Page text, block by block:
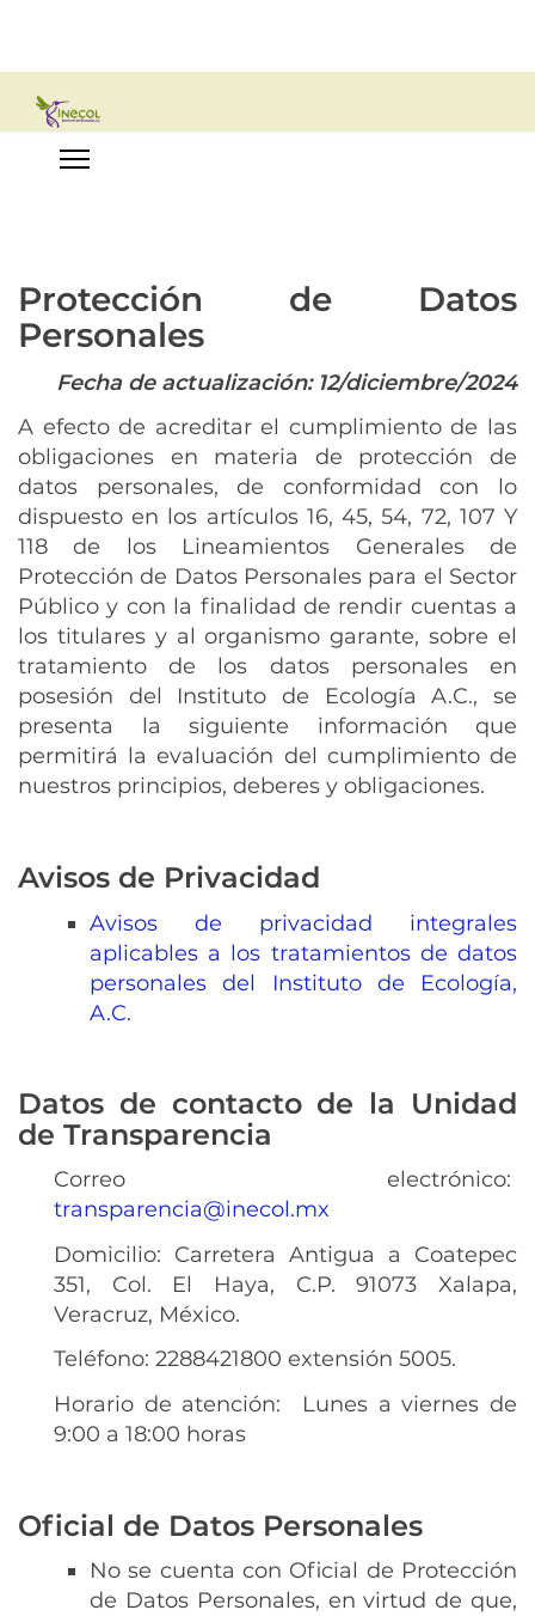
Protección de Datos
Personales
Fecha de actualización: 12/diciembre/2024
A efecto de acreditar el cumplimiento de las
obligaciones en materia de protección de
datos personales, de conformidad con lo
dispuesto en los artículos 16, 45, 54, 72, 107 Y
118 de los Lineamientos Generales de
Protección de Datos Personales para el Sector
Público y con la finalidad de rendir cuentas a
los titulares y al organismo garante, sobre el
tratamiento de los datos personales en
posesión del Instituto de Ecología A.C., se
presenta la siguiente información que
permitirá la evaluación del cumplimiento de
nuestros principios, deberes y obligaciones.
Avisos de Privacidad
Avisos de privacidad integrales
aplicables a los tratamientos de datos
personales del Instituto de Ecología,
A.C.
Datos de contacto de la Unidad
de Transparencia
Correo electrónico:
transparencia@inecol.mx
Domicilio: Carretera Antigua a Coatepec
351, Col. El Haya, C.P. 91073 Xalapa,
Veracruz, México.
Teléfono: 2288421800 extensión 5005.
Horario de atención: Lunes a viernes de
9:00 a 18:00 horas
Oficial de Datos Personales
No se cuenta con Oficial de Protección
de Datos Personales, en virtud de que,